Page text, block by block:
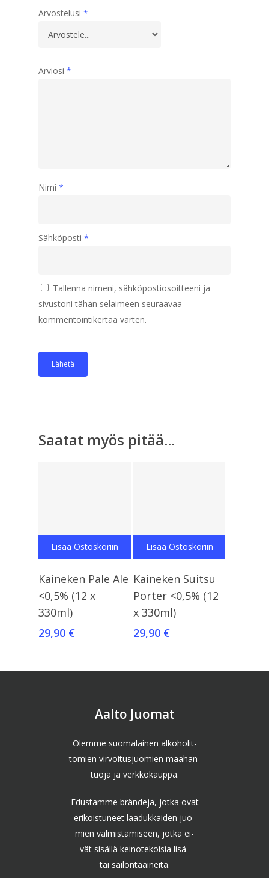
Arvostelusi *
Arviosi *
Nimi *
Sähköposti *
Tallenna nimeni, sähköpostiosoitteeni ja
sivustoni tähän selaimeen seuraavaa
kommentointikertaa varten.
Saatat myös pitää...
Lisää Ostoskoriin
Kaineken Pale Ale
<0,5% (12 x
330ml)
29,90 €
Lisää Ostoskoriin
Kaineken Suitsu
Porter <0,5% (12
x 330ml)
29,90€
Aalto Juomat
Olemme suomalainen alkoholit-
tomien virvoitusjuomien maahan-
tuoja ja verkkokauppa.
Edustamme brändejä, jotka ovat
erikoistuneet laadukkaiden juo-
mien valmistamiseen, jotka ei-
vät sisällä keinotekoisia lisä-
tai säilöntäaineita.